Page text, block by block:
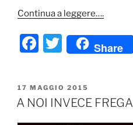
Continua a leggere….
F
c
e
b
T
w
itt
er
Share
PUBBLICATO
IL
17 MAGGIO 2015
A NOI INVECE FREGA